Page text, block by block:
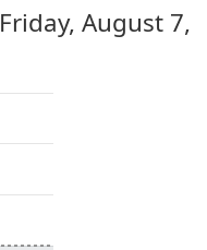
Friday, August 7,